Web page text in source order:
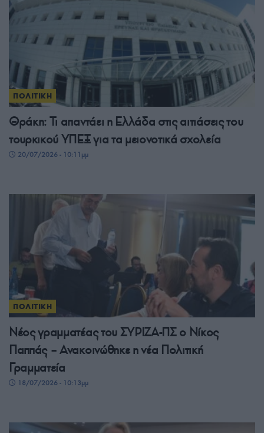
ΠΟΛΙΤΙΚΗ
Θράκη: Τι απαντάει η Ελλάδα στις αιτιάσεις του
τουρκικού ΥΠΕΞ για τα μειονοτικά σχολεία
20/07/2026 - 10:11μμ
ΠΟΛΙΤΙΚΗ
Νέος γραμματέας του ΣΥΡΙΖΑ-ΠΣ ο Νίκος
Παππάς – Ανακοινώθηκε η νέα Πολιτική
Γραμματεία
18/07/2026 - 10:13μμ